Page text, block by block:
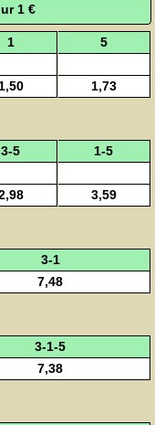
1 €
1
5
1,73
3-5
1-5
3,59
3-1
7,48
3-1-5
7,38